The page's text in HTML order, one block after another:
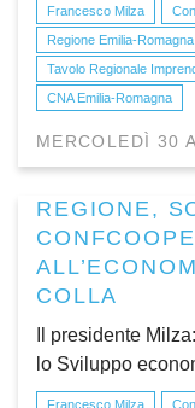
Francesco Milza
Regione Emilia-Romagna
Tavolo Regionale
CNA Emilia-Romagna
MERCOLEDÌ 30
REGIONE,
COLLA
Il presidente
lo Sviluppo
Francesco Milza